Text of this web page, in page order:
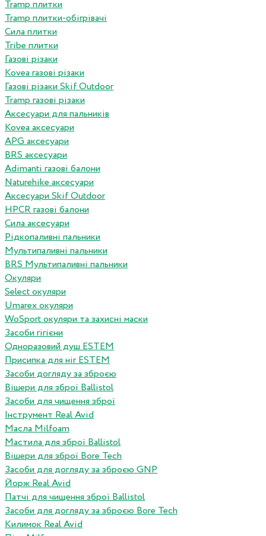
Tramp плитки
Tramp плитки-обігрівачі
Сила плитки
Tribe плитки
Газові різаки
Kovea газові різаки
Газові різаки Skif Outdoor
Tramp газові різаки
Аксесуари для пальників
Kovea аксесуари
APG аксесуари
BRS аксесуари
Adimanti газові балони
Naturehike аксесуари
Аксесуари Skif Outdoor
HPCR газові балони
Сила аксесуари
Рідкопаливні пальники
Мультипаливні пальники
BRS Мультипаливні пальники
Окуляри
Select окуляри
Umarex окуляри
WoSport окуляри та захисні маски
Засоби гігієни
Одноразовий душ ESTEM
Присипка для ніг ESTEM
Засоби догляду за зброєю
Вішери для зброї Ballistol
Засоби для чищення зброї
Інструмент Real Avid
Масла Milfoam
Мастила для зброї Ballistol
Вішери для зброї Bore Tech
Засоби для догляду за зброєю GNP
Йорж Real Avid
Патчі для чищення зброї Ballistol
Засоби для догляду за зброєю Bore Tech
Килимок Real Avid